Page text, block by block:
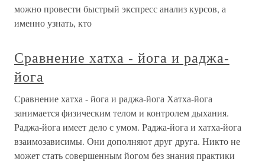
можно провести быстрый экспресс анализ курсов, а
именно узнать, кто
Сравнение хатха - йога и раджа-
йога
Сравнение хатха - йога и раджа-йога Хатха-йога
занимается физическим телом и контролем дыхания.
Раджа-йога имеет дело с умом. Раджа-йога и хатха-йога
взаимозависимы. Они дополняют друг друга. Никто не
может стать совершенным йогом без знания практики